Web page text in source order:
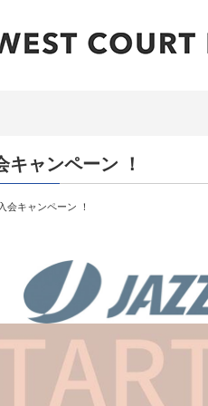
ャンペーン ！
キャンペーン ！